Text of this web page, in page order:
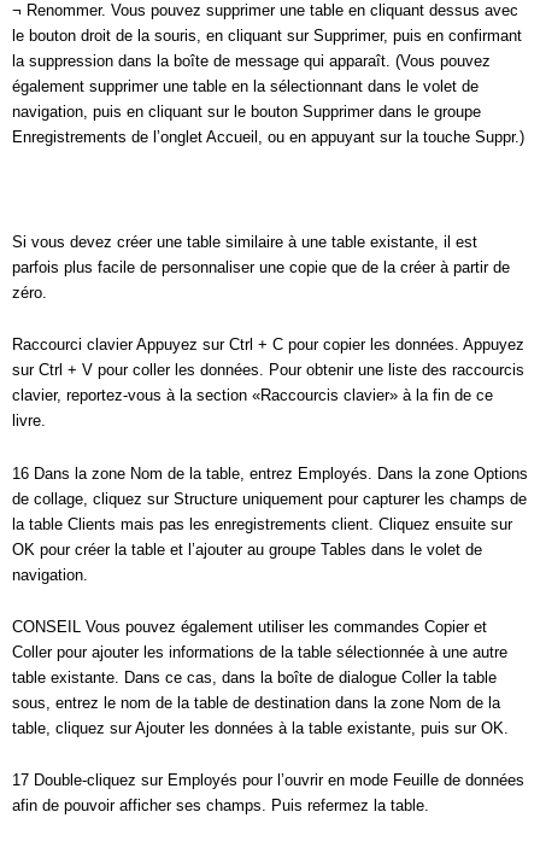
¬ Renommer. Vous pouvez supprimer une table en cliquant dessus avec
le bouton droit de la souris, en cliquant sur Supprimer, puis en confirmant
la suppression dans la boîte de message qui apparaît. (Vous pouvez
également supprimer une table en la sélectionnant dans le volet de
navigation, puis en cliquant sur le bouton Supprimer dans le groupe
Enregistrements de l’onglet Accueil, ou en appuyant sur la touche Suppr.)
Si vous devez créer une table similaire à une table existante, il est
parfois plus facile de personnaliser une copie que de la créer à partir de
zéro.
Raccourci clavier Appuyez sur Ctrl + C pour copier les données. Appuyez
sur Ctrl + V pour coller les données. Pour obtenir une liste des raccourcis
clavier, reportez-vous à la section «Raccourcis clavier» à la fin de ce
livre.
16 Dans la zone Nom de la table, entrez Employés. Dans la zone Options
de collage, cliquez sur Structure uniquement pour capturer les champs de
la table Clients mais pas les enregistrements client. Cliquez ensuite sur
OK pour créer la table et l’ajouter au groupe Tables dans le volet de
navigation.
CONSEIL Vous pouvez également utiliser les commandes Copier et
Coller pour ajouter les informations de la table sélectionnée à une autre
table existante. Dans ce cas, dans la boîte de dialogue Coller la table
sous, entrez le nom de la table de destination dans la zone Nom de la
table, cliquez sur Ajouter les données à la table existante, puis sur OK.
17 Double-cliquez sur Employés pour l’ouvrir en mode Feuille de données
afin de pouvoir afficher ses champs. Puis refermez la table.